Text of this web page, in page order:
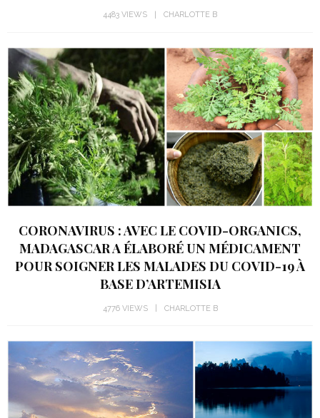
4483 VIEWS CHARLOTTE B
CORONAVIRUS : AVEC LE COVID-ORGANICS,
MADAGASCAR A ÉLABORÉ UN MÉDICAMENT
POUR SOIGNER LES MALADES DU COVID-19 À
BASE D’ARTEMISIA
4776 VIEWS CHARLOTTE B